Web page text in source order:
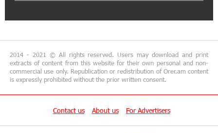
“From Classroom to Orbit”: With Ucom’s
Support, “Space 1.0” Is Being Introduced in 15
Schools Across Armenia
Portfolio in 2025
2014 - 2021 © All rights reserved. Users may download and print
extracts of content from this website for their own personal and non-
commercial use only. Republication or redistribution of Orer.am content
is expressly prohibited without the prior written consent.
Contact us About us For Advertisers